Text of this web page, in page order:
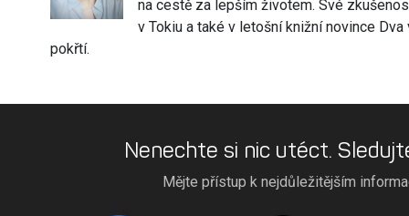
na cestě za lepším životem. Své
v Tokiu a také v letošní knižní novince
pokřtí.
Nenechte si nic utéct.
Mějte přístup k nejdůležitějším